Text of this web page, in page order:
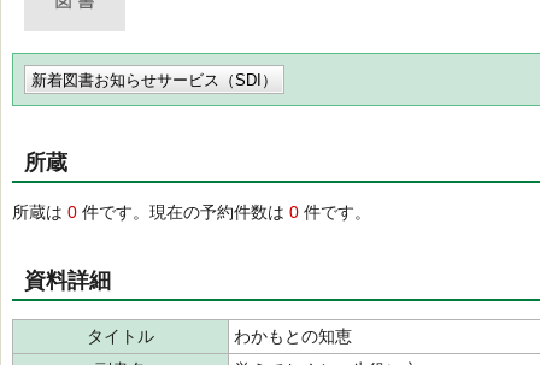
新着図書お知らせサービス（SDI）
所蔵
所蔵は 0 件です。現在の予約件数は 0 件です。
資料詳細
タイトル
わかもとの知恵